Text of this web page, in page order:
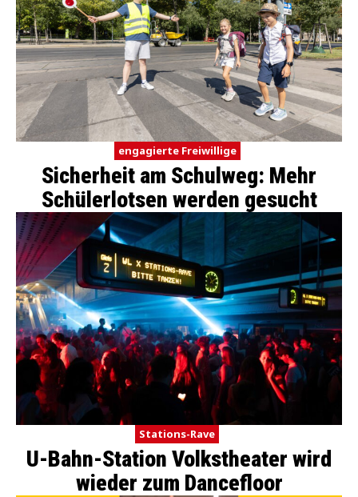
engagierte Freiwillige
Sicherheit am Schulweg: Mehr
Schülerlotsen werden gesucht
Stations-Rave
U-Bahn-Station Volkstheater wird
wieder zum Dancefloor